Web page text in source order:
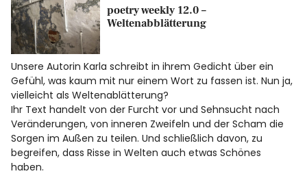
poetry weekly 12.0 –
Weltenabblätterung
Unsere Autorin Karla schreibt in ihrem Gedicht über ein
Gefühl, was kaum mit nur einem Wort zu fassen ist. Nun ja,
vielleicht als Weltenablätterung?
Ihr Text handelt von der Furcht vor und Sehnsucht nach
Veränderungen, von inneren Zweifeln und der Scham die
Sorgen im Außen zu teilen. Und schließlich davon, zu
begreifen, dass Risse in Welten auch etwas Schönes
haben.